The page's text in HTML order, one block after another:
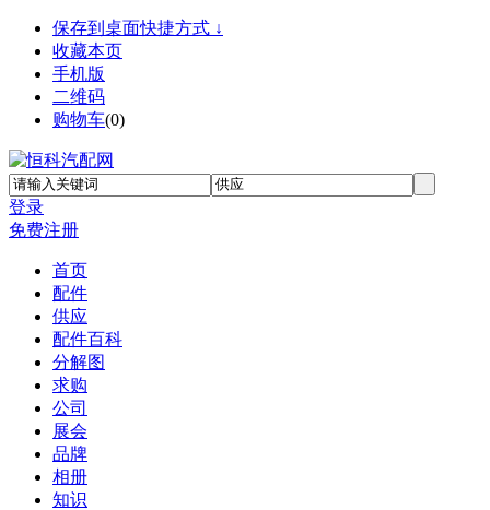
保存到桌面快捷方式 ↓
收藏本页
手机版
二维码
购物车(0)
登录
免费注册
首页
配件
供应
配件百科
分解图
求购
公司
展会
品牌
相册
知识